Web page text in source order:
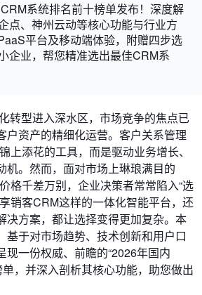
CRM系统排名前十榜单发布！深度解
点、神州云动等核心功能与行业方
平台及移动端体验，附赠四步选
企业，帮您精准选出最佳CRM系
转型进入深水区，市场竞争的焦点已
户资产的精细化运营。客户关系管理
上添花的工具，而是驱动业务增长、
机。然而，面对市场上琳琅满目的
格千差万别，企业决策者常常陷入“选
销客CRM这样的一体化智能平台，还
决方案，都让选择变得更加复杂。本
基于对市场趋势、技术创新和用户口
现一份权威、前瞻的“2026年国内
，并深入剖析其核心功能，助您做出